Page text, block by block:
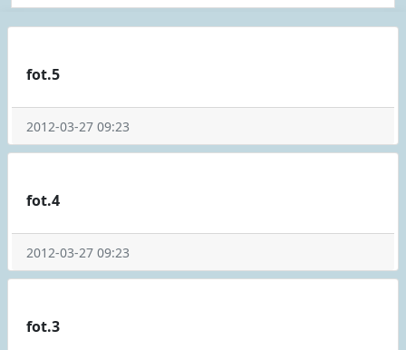
fot.5
2012-03-27 09:23
fot.4
2012-03-27 09:23
fot.3